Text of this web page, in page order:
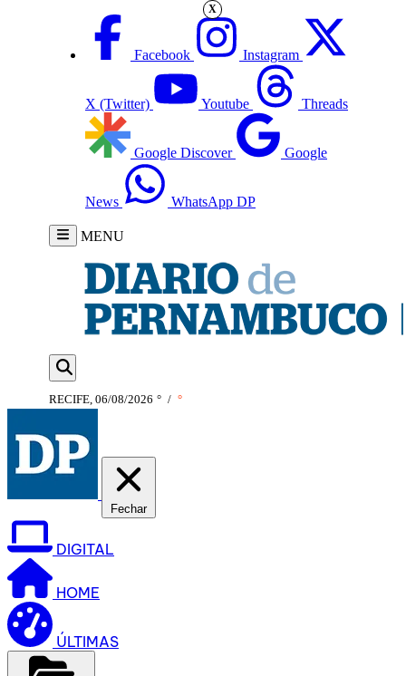
Facebook Instagram
X (Twitter) Youtube Threads
Google Discover Google
News WhatsApp DP
MENU
RECIFE, 06/08/2026 ° / °
Fechar
DIGITAL
HOME
ÚLTIMAS
X